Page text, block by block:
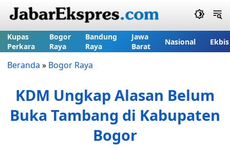
Kupas
Perkara
Bogor
Raya
Bandung
Raya
Jawa
Barat
Nasional Ekbis
Beranda » Bogor Raya
KDM Ungkap Alasan Belum
Buka Tambang di Kabupaten
Bogor